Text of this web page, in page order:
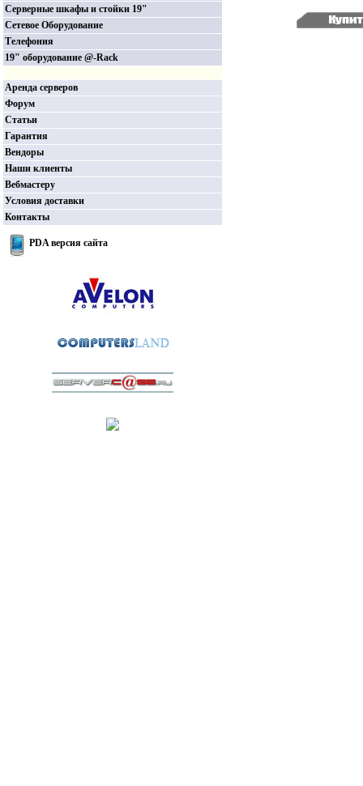
Серверные шкафы и стойки 19"
Сетевое Оборудование
Телефония
19" оборудование @-Rack
Аренда серверов
Форум
Статьи
Гарантия
Вендоры
Наши клиенты
Вебмастеру
Условия доставки
Контакты
PDA версия сайта